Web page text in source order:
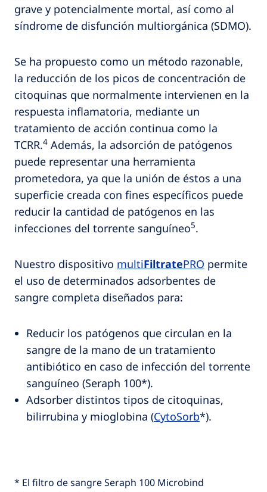
grave y potencialmente mortal, así como al
síndrome de disfunción multiorgánica (SDMO).
Se ha propuesto como un método razonable,
la reducción de los picos de concentración de
citoquinas que normalmente intervienen en la
respuesta inflamatoria, mediante un
tratamiento de acción continua como la
TCRR.4 Además, la adsorción de patógenos
puede representar una herramienta
prometedora, ya que la unión de éstos a una
superficie creada con fines específicos puede
reducir la cantidad de patógenos en las
infecciones del torrente sanguíneo5.
Nuestro dispositivo multiFiltratePRO permite
el uso de determinados adsorbentes de
sangre completa diseñados para:
Reducir los patógenos que circulan en la
sangre de la mano de un tratamiento
antibiótico en caso de infección del torrente
sanguíneo (Seraph 100*).
Adsorber distintos tipos de citoquinas,
bilirrubina y mioglobina (CytoSorb*).
* El filtro de sangre Seraph 100 Microbind